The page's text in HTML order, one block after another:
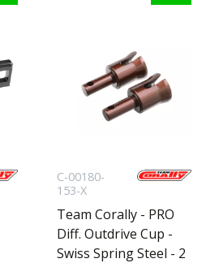
C-00180-
153-X
Team Corally - PRO
Diff. Outdrive Cup -
Swiss Spring Steel - 2